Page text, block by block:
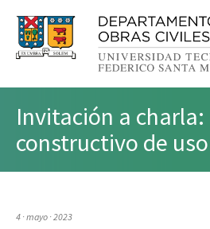
Invitación a charla:
constructivo de
4 · mayo · 2023